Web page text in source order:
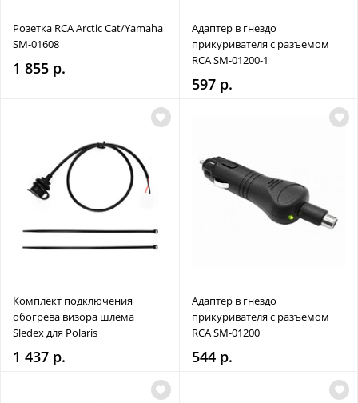
Розетка RCA Arctic Cat/Yamaha
SM-01608
1 855 р.
Адаптер в гнездо
прикуривателя с разъемом
RCA SM-01200-1
597 р.
Комплект подключения
обогрева визора шлема
Sledex для Polaris
1 437 р.
Адаптер в гнездо
прикуривателя с разъемом
RCA SM-01200
544 р.